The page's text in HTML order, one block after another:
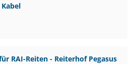
RAI-Reiten - Reiterhof Pegasus